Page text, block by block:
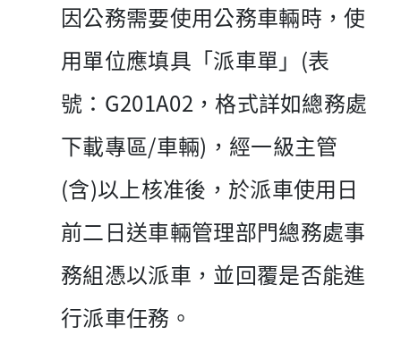
因公務需要使用公務車輛時，使
用單位應填具「派車單」(表
號：G201A02，格式詳如總務處
下載專區/車輛)，經一級主管
(含)以上核准後，於派車使用日
前二日送車輛管理部門總務處事
務組憑以派車，並回覆是否能進
行派車任務。